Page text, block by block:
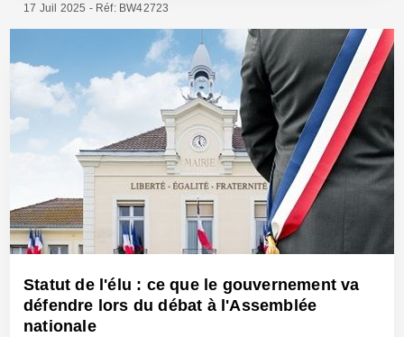
17 Juil 2025 - Réf: BW42723
Statut de l'élu : ce que le gouvernement va
défendre lors du débat à l'Assemblée
nationale